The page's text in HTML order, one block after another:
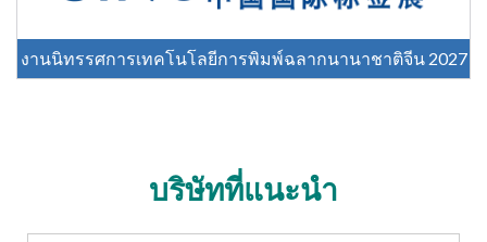
งานนิทรรศการเทคโนโลยีการพิมพ์ฉลากนานาชาติจีน 2027
บริษัทที่แนะนำ